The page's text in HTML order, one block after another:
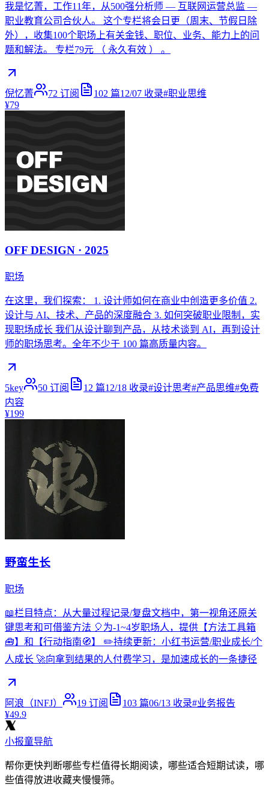
我是忆菁，工作11年，从500强分析师 — 互联网运营总监 —
职业教育公司合伙人。 这个专栏将会日更（周末、节假日除
外），收集100个职场上有关金钱、职位、业务、能力上的问
题和解法。 专栏79元 （ 永久有效 ） 。
倪忆菁 72 订阅 102 篇12/07 收录#职业思维
¥79
OFF DESIGN · 2025
职场
在这里，我们探索： 1. 设计师如何在商业中创造更多价值 2.
设计与 AI、技术、产品的深度融合 3. 如何突破职业限制，实
现职场成长 我们从设计聊到产品，从技术谈到 AI，再到设计
师的职场思考。全年不少于 100 篇高质量内容。
5key 50 订阅 12 篇12/18 收录#设计思考#产品思维#免费
内容
¥199
野蛮生长
职场
📖栏目特点：从大量过程记录/复盘文档中，第一视角还原关
键思考和可借鉴方法 🎈为-1~4岁职场人，提供【方法工具箱
🧰】和【行动指南🧭】 ✏️持续更新：小红书运营/职业成长/个
人成长 🚀向拿到结果的人付费学习，是加速成长的一条捷径
阿浪（INFJ） 19 订阅 103 篇06/13 收录#业务报告
¥49.9
小报童导航
帮你更快判断哪些专栏值得长期阅读，哪些适合短期试读，哪
些值得放进收藏夹慢慢筛。